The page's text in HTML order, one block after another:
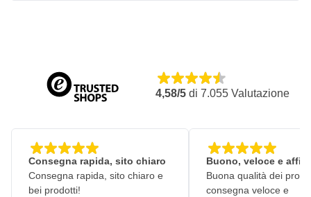
4,58/5 di 7.055 Valutazione
Consegna rapida, sito chiaro
Consegna rapida, sito chiaro e
bei prodotti!
Buono, veloce e
Buona qualità dei
consegna veloce e